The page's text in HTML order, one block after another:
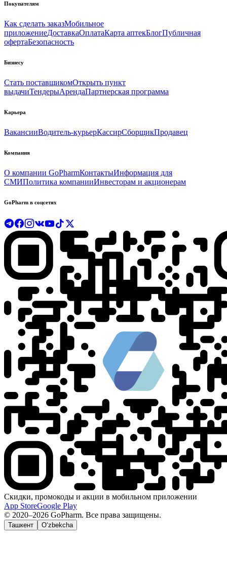
Покупателям
Как сделать заказМобильное
приложениеДоставкаОплатаКарта аптекБлогПубличная
офертаБезопасность
Бизнесу
Стать поставщикомОткрыть пункт
выдачиТендерыАрендаПартнерская программа
Карьера
ВакансииВодитель-курьерКассирСборщикПродавец
Компания
О компании GoPharmКонтактыИнформация для
СМИПолитика компанииИнвесторам и акционерам
GoPharm в соцсетях
Скидки, промокоды и акции в мобильном приложении
App StoreGoogle Play
© 2020–2026 GoPharm. Все права защищены.
Ташкент O‘zbekcha